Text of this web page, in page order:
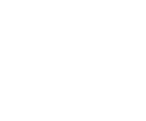
ein oder benutze die